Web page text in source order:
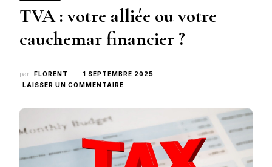
TVA : votre alliée ou votre
cauchemar financier ?
par FLORENT
1 SEPTEMBRE 2025
LAISSER UN COMMENTAIRE
ALLIÉE
OU
VOTRE
CAUCHEMAR